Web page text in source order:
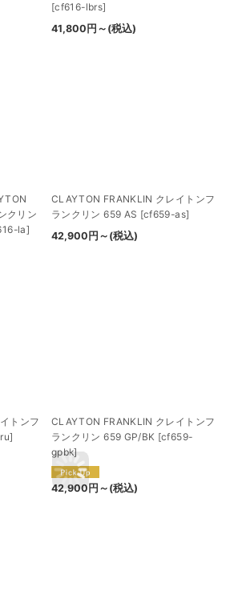
[cf616-lbrs]
41,800 円 ～ (税込)
クリン
la]
CLAYTON FRANKLIN クレイトンフ
ランクリン 659 AS [cf659-as]
42,900 円 ～ (税込)
トンフ
]
CLAYTON FRANKLIN クレイトンフ
ランクリン 659 GP/BK [cf659-
gpbk]
42,900円 ～ (税込)